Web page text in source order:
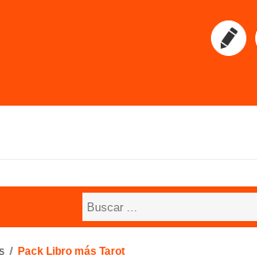
/ Pack Libro más Tarot